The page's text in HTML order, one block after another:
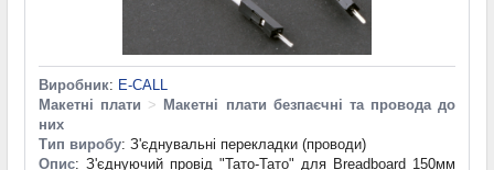
Виробник: E-CALL
Макетні плати > Макетні плати безпаєчні та провода до
них
Тип виробу: З'єднувальні перекладки (проводи)
Опис: З'єднуючий провід "Тато-Тато" для Breadboard 150мм